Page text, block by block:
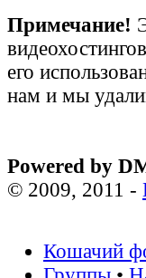
Примечание!
его
нам и мы
Powered by
© 2009, 2011 -
Кошачий